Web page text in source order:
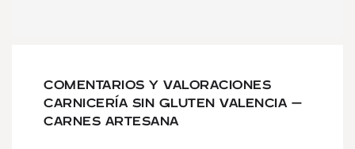
COMENTARIOS Y VALORACIONES
CARNICERÍA SIN GLUTEN VALENCIA –
CARNES ARTESANA